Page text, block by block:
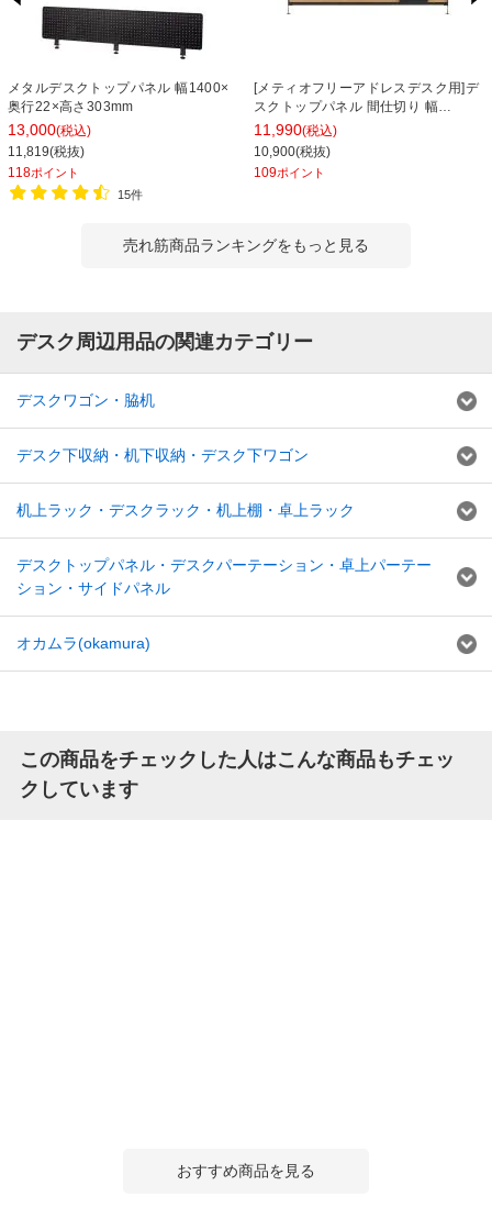
メタルデスクトップパネル 幅1400×
奥行22×高さ303mm
13,000(税込)
11,819(税抜)
118ポイント
15件
[メティオフリーアドレスデスク用]デ
スクトップパネル 間仕切り 幅
1200mm用
11,990(税込)
10,900(税抜)
109ポイント
売れ筋商品ランキングをもっと見る
デスク周辺用品の関連カテゴリー
デスクワゴン・脇机
デスク下収納・机下収納・デスク下ワゴン
机上ラック・デスクラック・机上棚・卓上ラック
デスクトップパネル・デスクパーテーション・卓上パーテー
ション・サイドパネル
オカムラ(okamura)
この商品をチェックした人はこんな商品もチェッ
クしています
おすすめ商品を見る